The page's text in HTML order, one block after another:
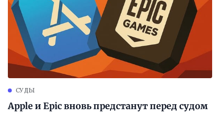
СУДЫ
Apple и Epic вновь предстанут перед судом